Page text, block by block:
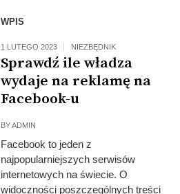
WPIS
1 LUTEGO 2023 NIEZBĘDNIK
Sprawdź ile władza
wydaje na reklamę na
Facebook-u
BYADMIN
Facebook to jeden z
najpopularniejszych serwisów
internetowych na świecie. O
widoczności poszczególnych treści